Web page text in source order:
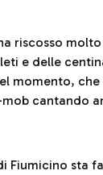
ha riscosso
e delle
momento, che
cantando
Fiumicino sta